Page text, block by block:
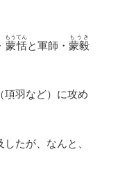
蒙恬
もうてん
と軍師・ 蒙毅
もうき
項羽など）に攻め
たが、なんと、